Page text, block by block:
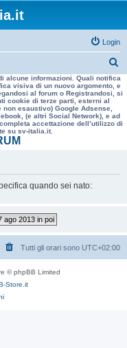
Login
e
r
a
alcune informazioni. Quali notifica
visiva di un nuovo argomento, e
al forum o Registrandosi, si
cookie di terze parti, esterni al
esaustivo) Google Adsense,
(e altri Social Network), e ad
accettazione dell’utilizzo di
su sv-italia.it.
quando sei nato:
ago 2013 in poi
Tutti gli orari sono UTC+02:00
© phpBB Limited
Store.it